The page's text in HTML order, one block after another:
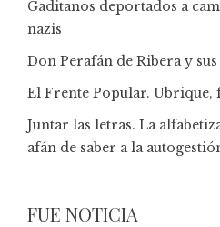
Gaditanos deportados a
nazis
Don Perafán de Ribera y
El Frente Popular. Ubrique,
Juntar las letras. La
afán de saber a la
FUE NOTICIA